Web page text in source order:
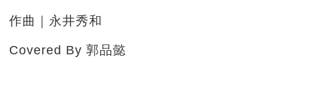
作曲｜永井秀和
Covered By 郭品懿